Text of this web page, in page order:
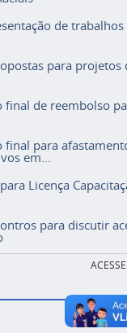
de
para projetos
de reembolso
final para
em...
Licença
para discutir